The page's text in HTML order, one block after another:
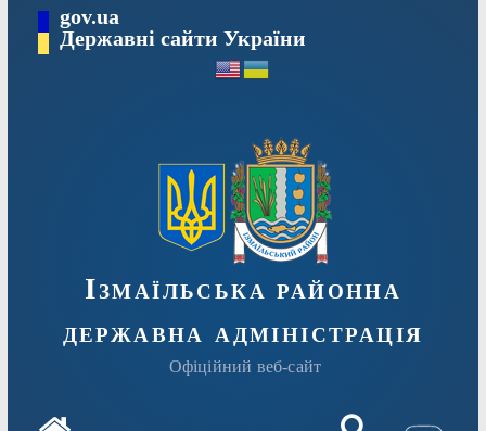
вмісту
gov.ua
Державні сайти України
Ізмаїльська районна
державна адміністрація
Офіційний веб-сайт